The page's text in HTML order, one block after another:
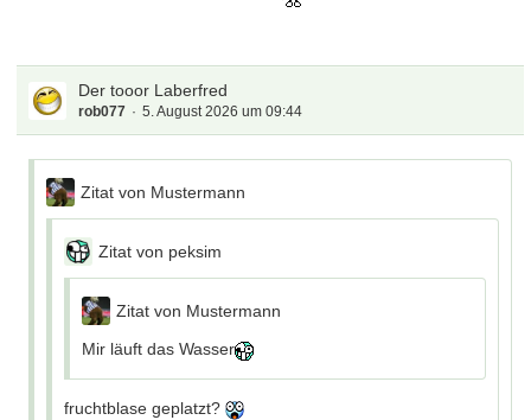
Der tooor Laberfred
rob077 5. August 2026 um 09:44
Zitat von Mustermann
Zitat von peksim
Zitat von Mustermann
Mir läuft das Wasser
fruchtblase geplatzt?